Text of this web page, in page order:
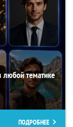
тематике
ПОДРОБНЕЕ